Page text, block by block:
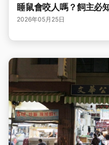
睡鼠會咬人嗎？飼主必
2026年05月25日